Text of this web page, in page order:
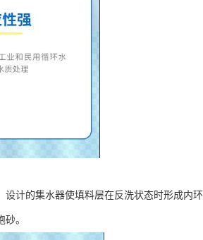
计的集水器使填料层在反洗状态时形成内环
。